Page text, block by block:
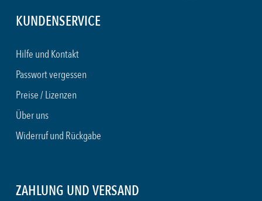
KUNDENSERVICE
Hilfe und Kontakt
Passwort vergessen
Preise / Lizenzen
Über uns
Widerruf und Rückgabe
ZAHLUNG UND VERSAND